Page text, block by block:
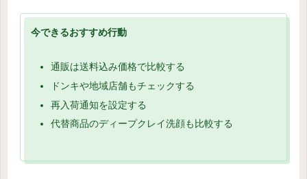
今できるおすすめ行動
通販は送料込み価格で比較する
ドンキや地域店舗もチェックする
再入荷通知を設定する
代替商品のディープクレイ洗顔も比較する